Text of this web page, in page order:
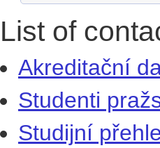
List of
Akreditační
Studenti
Studijní